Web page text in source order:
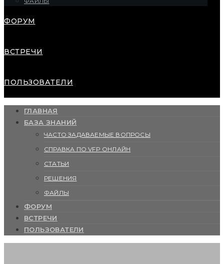
ФОРУМ
ВСТРЕЧИ
ПОЛЬЗОВАТЕЛИ
ГЛАВНАЯ
БАЗА ЗНАНИЙ
ЧАСТО ЗАДАВАЕМЫЕ ВОПРОСЫ
СПРАВКА ПО VFP ОНЛАЙН
СТАТЬИ
РЕШЕНИЯ
ФАЙЛЫ
ФОРУМ
ВСТРЕЧИ
ПОЛЬЗОВАТЕЛИ